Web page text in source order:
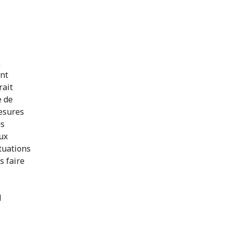
de
faire